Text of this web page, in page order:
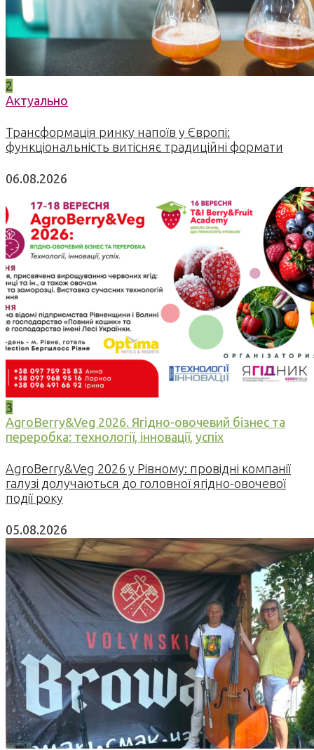
2
Актуально
Трансформація ринку напоїв у Європі:
функціональність витісняє традиційні формати
06.08.2026
3
AgroBerry&Veg 2026. Ягідно-овочевий бізнес та
переробка: технології, інновації, успіх
AgroBerry&Veg 2026 у Рівному: провідні компанії
галузі долучаються до головної ягідно-овочевої
події року
05.08.2026